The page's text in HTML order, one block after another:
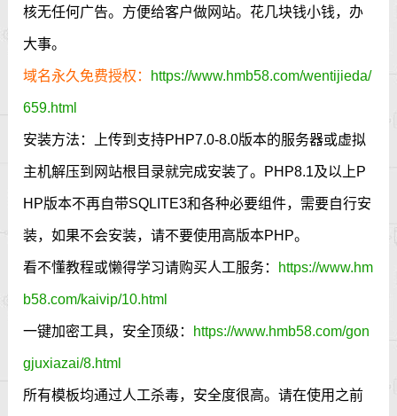
核无任何广告。方便给客户做网站。花几块钱小钱，办
大事。
域名永久免费授权： https://www.hmb58.com/wentijieda/
659.html
安装方法：上传到支持PHP7.0-8.0版本的服务器或虚拟
主机解压到网站根目录就完成安装了。PHP8.1及以上P
HP版本不再自带SQLITE3和各种必要组件，需要自行安
装，如果不会安装，请不要使用高版本PHP。
看不懂教程或懒得学习请购买人工服务： https://www.hm
b58.com/kaivip/10.html
一键加密工具，安全顶级： https://www.hmb58.com/gon
gjuxiazai/8.html
所有模板均通过人工杀毒，安全度很高。请在使用之前